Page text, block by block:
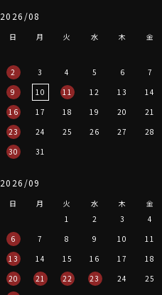
2026/08
日 月 火 水 木 金
2
3 4 5 6 7
9
10 11 12 13 14
16
17 18 19 20 21
23
24 25 26 27 28
30
31
2026/09
日 月 火 水 木 金
1
2 3 4
6
7 8 9 10 11
13
14 15 16 17 18
20
21 22 23 24 25